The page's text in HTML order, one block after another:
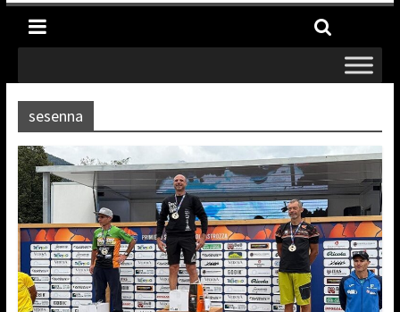
sesenna